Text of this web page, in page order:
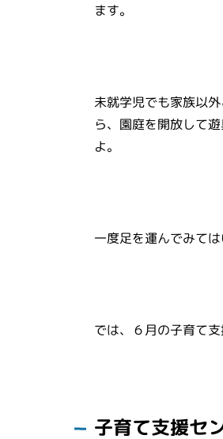
ます。
未就学児でも家族以
ら、園庭を開放して
よ。
一度足を運んでみては
では、６月の子育て
子育て支援セ